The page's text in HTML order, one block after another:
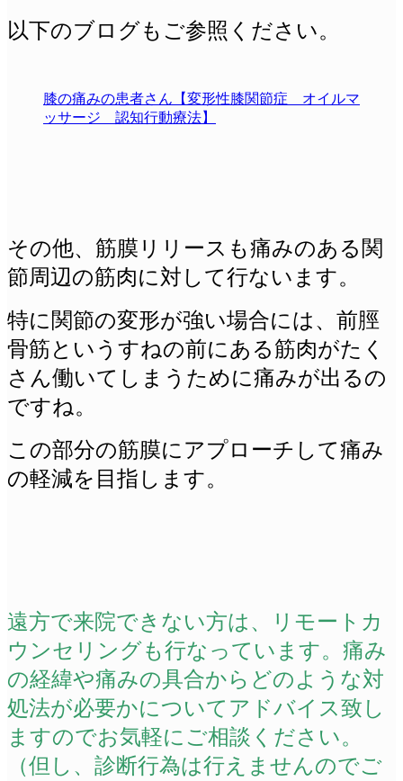
以下のブログもご参照ください。
膝の痛みの患者さん【変形性膝関節症 オイルマ
ッサージ 認知行動療法】
その他、筋膜リリースも痛みのある関
節周辺の筋肉に対して行ないます。
特に関節の変形が強い場合には、前脛
骨筋というすねの前にある筋肉がたく
さん働いてしまうために痛みが出るの
ですね。
この部分の筋膜にアプローチして痛み
の軽減を目指します。
遠方で来院できない方は、リモートカ
ウンセリングも行なっています。痛み
の経緯や痛みの具合からどのような対
処法が必要かについてアドバイス致し
ますのでお気軽にご相談ください。
（但し、診断行為は行えませんのでご